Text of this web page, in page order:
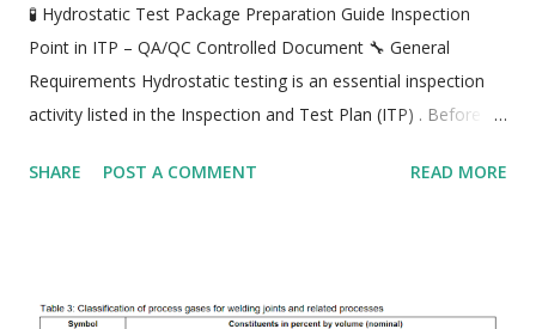
🧪 Hydrostatic Test Package Preparation Guide Inspection
Point in ITP – QA/QC Controlled Document 🔧 General
Requirements Hydrostatic testing is an essential inspection
activity listed in the Inspection and Test Plan (ITP) . Before
fulfilled : The hydrotest procedure has been approved by the
to the project specification, with acceptable results . All
SHARE POST A COMMENT READ MORE